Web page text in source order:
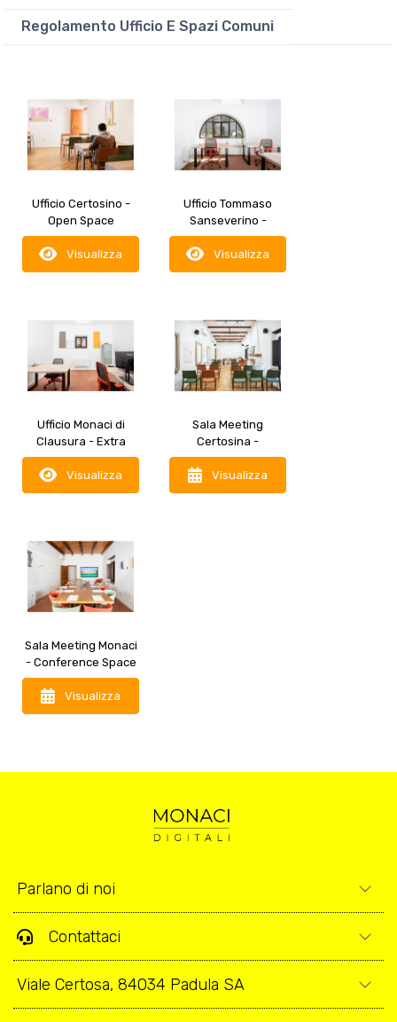
Regolamento Ufficio E Spazi Comuni
Ufficio Certosino -
Open Space
Coworking nella
Certosa di Padula
Visualizza
Ufficio Tommaso
Sanseverino -
Private Space
Coworking nella
Certosa di Padula
Visualizza
Ufficio Monaci di
Clausura - Extra
Private Space
Coworking nella
Certosa di Padula
Visualizza
Sala Meeting
Certosina -
Conference Space
nella Certosa di
Padula
Visualizza
Sala Meeting Monaci
- Conference Space
nella Certosa di
Padula
Visualizza
Parlano di noi
Contattaci
Viale Certosa, 84034 Padula SA